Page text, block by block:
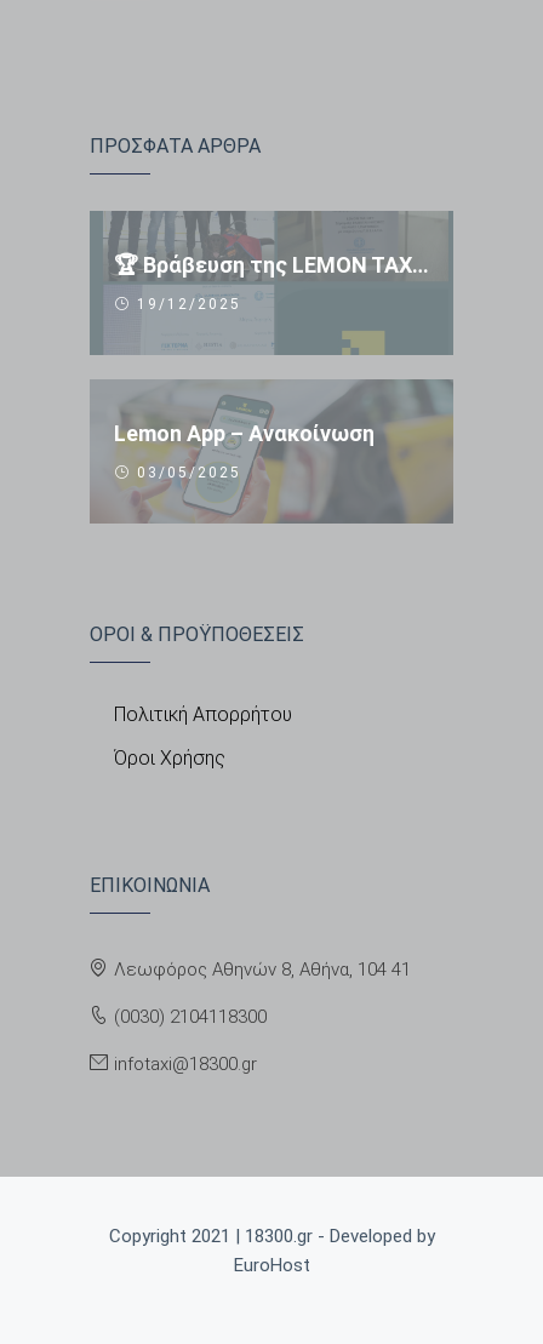
ΠΡΟΣΦΑΤΑ ΑΡΘΡΑ
🏆 Βράβευση της LEMON TAXI APP 🏆
19/12/2025
Lemon App – Ανακοίνωση
03/05/2025
ΟΡΟΙ & ΠΡΟΫΠΟΘΕΣΕΙΣ
Πολιτική Απορρήτου
Όροι Χρήσης
ΕΠΙΚΟΙΝΩΝΙΑ
Λεωφόρος Αθηνών 8, Αθήνα, 104 41
(0030) 2104118300
infotaxi@18300.gr
Copyright 2021 | 18300.gr - Developed by
EuroHost